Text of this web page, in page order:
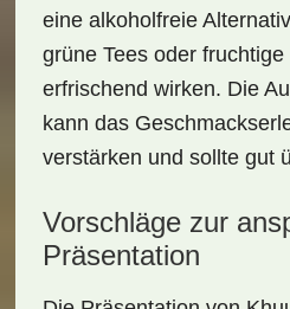
eine alkoholfreie
grüne Teesoder fruchtige
erfrischend wirken. Die
kann das
verstärken und sollte gut
Vorschläge zur
Präsentation